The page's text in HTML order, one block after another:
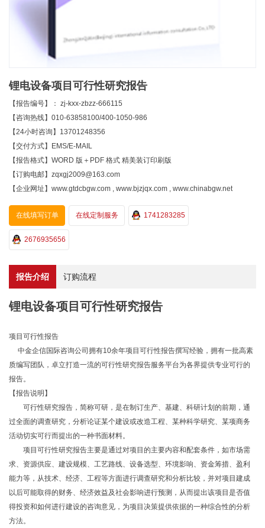
锂电设备项目可行性研究报告
【报告编号】： zj-kxx-zbzz-666115
【咨询热线】010-63858100/400-1050-986
【24小时咨询】13701248356
【交付方式】EMS/E-MAIL
【报告格式】WORD 版＋PDF 格式 精美装订印刷版
【订购电邮】zqxgj2009@163.com
【企业网址】www.gtdcbgw.com , www.bjzjqx.com , www.chinabgw.net
在线填写订单 在线定制服务 1741283285
2676935656
报告介绍 订购流程
锂电设备项目可行性研究报告
项目可行性报告
中金企信国际咨询公司拥有10余年项目可行性报告撰写经验，拥有一批高素
质编写团队，卓立打造一流的可行性研究报告服务平台为各界提供专业可行的
报告。
【报告说明】
可行性研究报告，简称可研，是在制订生产、基建、科研计划的前期，通
过全面的调查研究，分析论证某个建设或改造工程、某种科学研究、某项商务
活动切实可行而提出的一种书面材料。
项目可行性研究报告主要是通过对项目的主要内容和配套条件，如市场需
求、资源供应、建设规模、工艺路线、设备选型、环境影响、资金筹措、盈利
能力等，从技术、经济、工程等方面进行调查研究和分析比较，并对项目建成
以后可能取得的财务、经济效益及社会影响进行预测，从而提出该项目是否值
得投资和如何进行建设的咨询意见，为项目决策提供依据的一种综合性的分析
方法。